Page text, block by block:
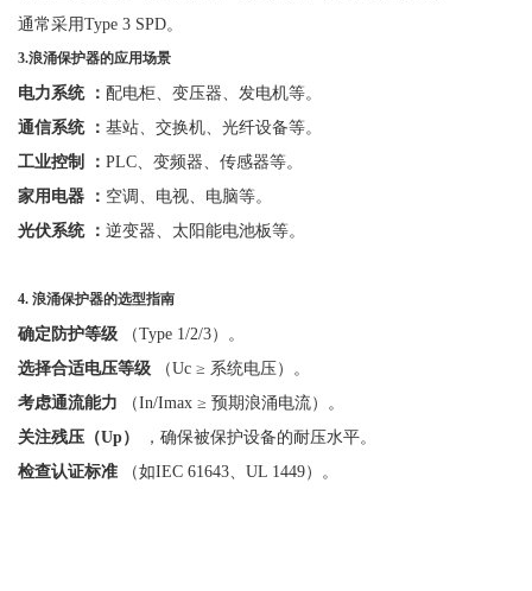
通常采用Type 3 SPD。
3.浪涌保护器的应用场景
电力系统 ： 配电柜、变压器、发电机等。
通信系统
： 基站、交换机、光纤设备等。
工业控制
： PLC、变频器、传感器等。
家用电器
： 空调、电视、电脑等。
光伏系统
： 逆变器、太阳能电池板等。
4. 浪涌保护器的选型指南
确定防护等级 （Type 1/2/3）。
选择合适电压等级
（Uc ≥ 系统电压）。
考虑通流能力
（In/Imax ≥ 预期浪涌电流）。
关注残压（Up）
，确保被保护设备的耐压水平。
检查认证标准
（如IEC 61643、UL 1449）。